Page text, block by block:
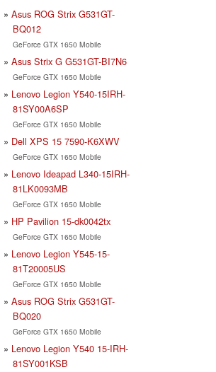
Asus ROG Strix G531GT-
BQ012
GeForce GTX 1650 Mobile
Asus Strix G G531GT-BI7N6
GeForce GTX 1650 Mobile
Lenovo Legion Y540-15IRH-
81SY00A6SP
GeForce GTX 1650 Mobile
Dell XPS 15 7590-K6XWV
GeForce GTX 1650 Mobile
Lenovo Ideapad L340-15IRH-
81LK0093MB
GeForce GTX 1650 Mobile
HP Pavilion 15-dk0042tx
GeForce GTX 1650 Mobile
Lenovo Legion Y545-15-
81T20005US
GeForce GTX 1650 Mobile
Asus ROG Strix G531GT-
BQ020
GeForce GTX 1650 Mobile
Lenovo Legion Y540 15-IRH-
81SY001KSB